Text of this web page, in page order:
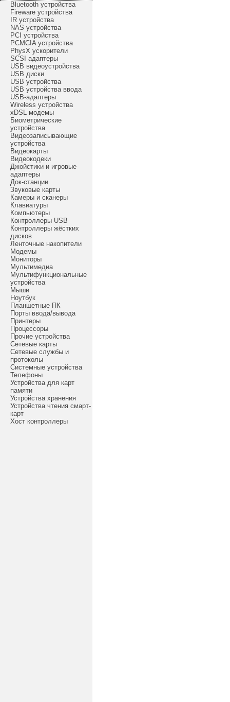
Bluetooth устройства
Fireware устройства
IR устройства
NAS устройства
PCI устройства
PCMCIA устройства
PhysX ускорители
SCSI адаптеры
USB видеоустройства
USB диски
USB устройства
USB устройства ввода
USB-адаптеры
Wireless устройства
xDSL модемы
Биометрические
устройства
Видеозаписывающие
устройства
Видеокарты
Видеокодеки
Джойстики и игровые
адаптеры
Док-станции
Звуковые карты
Камеры и сканеры
Клавиатуры
Компьютеры
Контроллеры USB
Контроллеры жёстких
дисков
Ленточные накопители
Модемы
Мониторы
Мультимедиа
Мультифункциональные
устройства
Мыши
Ноутбук
Планшетные ПК
Порты ввода/вывода
Принтеры
Процессоры
Прочие устройства
Сетевые карты
Сетевые службы и
протоколы
Системные устройства
Телефоны
Устройства для карт
памяти
Устройства хранения
Устройства чтения смарт-
карт
Хост контроллеры